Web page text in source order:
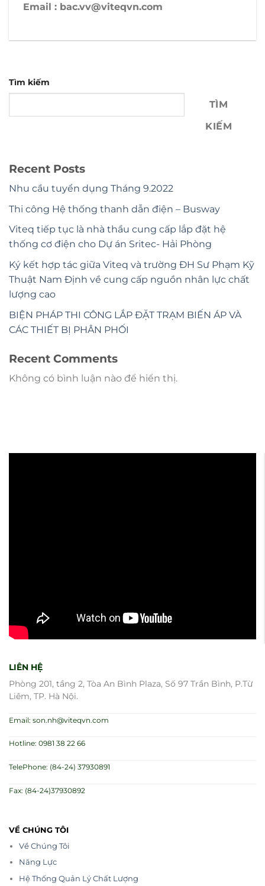
Email : bac.vv@viteqvn.com
Tìm kiếm
TÌM
KIẾM
Recent Posts
Nhu cầu tuyển dụng Tháng 9.2022
Thi công Hệ thống thanh dẫn điện – Busway
Viteq tiếp tục là nhà thầu cung cấp lắp đặt hệ
thống cơ điện cho Dự án Sritec- Hải Phòng
Ký kết hợp tác giữa Viteq và trường ĐH Sư Phạm Kỹ
Thuật Nam Định về cung cấp nguồn nhân lực chất
lượng cao
BIỆN PHÁP THI CÔNG LẮP ĐẶT TRẠM BIẾN ÁP VÀ
CÁC THIẾT BỊ PHÂN PHỐI
Recent Comments
Không có bình luận nào để hiển thị.
LIÊN HỆ
Phòng 201, tầng 2, Tòa An Bình Plaza, Số 97 Trần Bình, P.Từ
Liêm, TP. Hà Nội.
Email: son.nh@viteqvn.com
Hotline: 0981 38 22 66
TelePhone: (84-24) 37930891
Fax: (84-24)37930892
VỀ CHÚNG TÔI
Về Chúng Tôi
Năng Lực
Hệ Thống Quản Lý Chất Lượng